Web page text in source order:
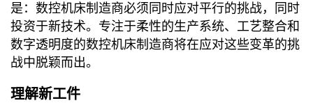
是：数控机床制造商必须同时应对平行的挑战，同时
投资于新技术。专注于柔性的生产系统、工艺整合和
数字透明度的数控机床制造商将在应对这些变革的挑
战中脱颖而出。
理解新工件